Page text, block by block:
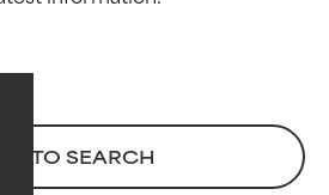
TO SEARCH
en ondersteund door
onderzoek.
actief ingrediënt
en ondersteund door
onderzoek.
actief ingrediënt